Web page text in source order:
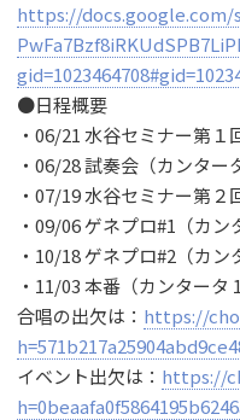
https://docs.google.com/
●日程概要
・06/21 水谷セミナー第１
・06/28 試奏会（カンター
・07/19 水谷セミナー第２
・09/06 ゲネプロ#1（カン
・10/18 ゲネプロ#2（カン
・11/03 本番（カンタータ
合唱の出欠は： https://
イベント出欠は： https://